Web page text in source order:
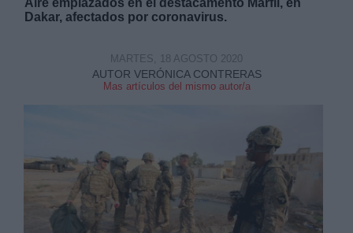
Dakar, afectados por coronavirus.
AUTOR VERÓNICA CONTRERAS
Mas artículos del mismo autor/a
MARTES, 18 AGOSTO 2020